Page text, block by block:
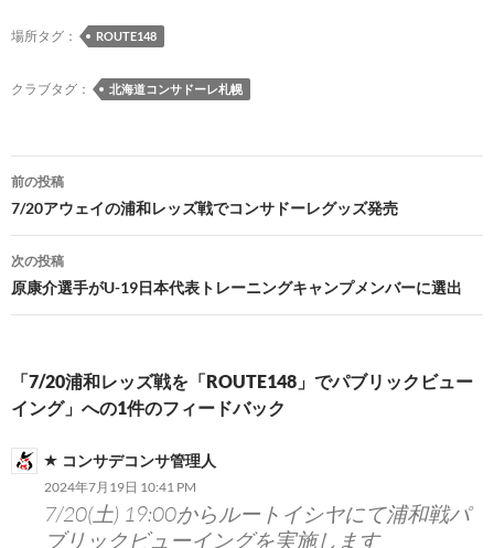
場所タグ： ROUTE148
クラブタグ： 北海道コンサドーレ札幌
投
稿
ナ
ビ
ー
シ
ョ
ン
前の投稿
7/20アウェイの浦和レッズ戦でコンサドーレグッズ発売
次の投稿
原康介選手がU-19日本代表トレーニングキャンプメンバーに選出
「7/20浦和レッズ戦を「ROUTE148」でパブリックビュー
イング」への1件のフィードバック
コンサデコンサ管理人
2024年7月19日 10:41 PM
7/20(土) 19:00からルートイシヤにて浦和戦パ
ブリックビューイングを実施します